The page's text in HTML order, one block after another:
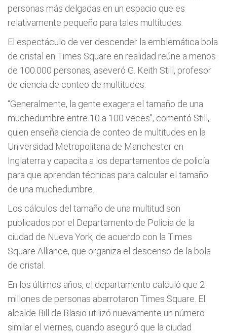
personas más delgadas en un espacio que es
relativamente pequeño para tales multitudes.
El espectáculo de ver descender la emblemática bola
de cristal en Times Square en realidad reúne a menos
de 100.000 personas, aseveró G. Keith Still, profesor
de ciencia de conteo de multitudes.
“Generalmente, la gente exagera el tamaño de una
muchedumbre entre 10 a 100 veces”, comentó Still,
quien enseña ciencia de conteo de multitudes en la
Universidad Metropolitana de Manchester en
Inglaterra y capacita a los departamentos de policía
para que aprendan técnicas para calcular el tamaño
de una muchedumbre.
Los cálculos del tamaño de una multitud son
publicados por el Departamento de Policía de la
ciudad de Nueva York, de acuerdo con la Times
Square Alliance, que organiza el descenso de la bola
de cristal.
En los últimos años, el departamento calculó que 2
millones de personas abarrotaron Times Square. El
alcalde Bill de Blasio utilizó nuevamente un número
similar el viernes, cuando aseguró que la ciudad